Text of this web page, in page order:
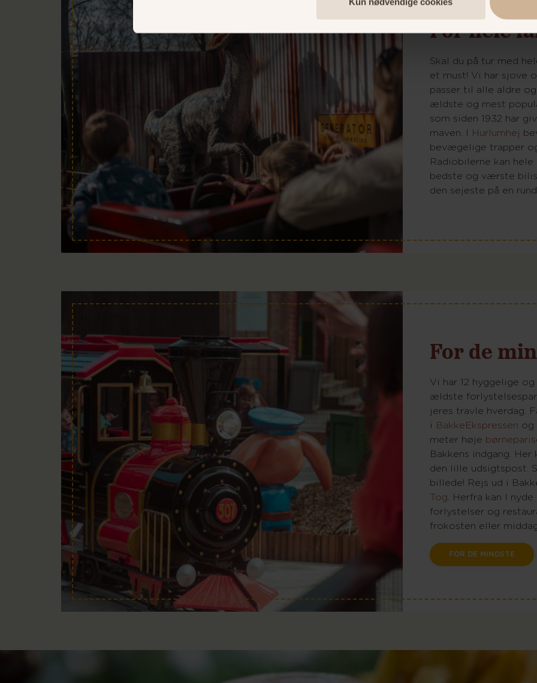
For hele
Skal du på tur med
et must! Vi har sjove
passer til alle aldre
ældste og mest
som siden 1932 har
maven. I
Hurlumhej
bevægelige trapper
Radiobilerne kan
bedste og værste
den sejeste på en
For de
Vi har 12 hyggelige
ældste
jeres travle hverdag.
i
BakkeEkspressen og
meter høje
Bakkens indgang.
den lille udsigtspost.
billede! Rejs ud i
Tog. Herfra kan I
forlystelser og
frokosten eller
FOR DE MINDSTE